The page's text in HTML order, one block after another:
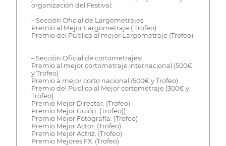
organización del Festival:
– Sección Oficial de Largometrajes:
Premio al Mejor Largometraje ( Trofeo)
Premio del Público al mejor Largometraje (Trofeo)
– Sección Oficial de cortometrajes:
Premio al mejor cortometraje internacional (500€
y Trofeo)
Premio a mejor corto nacional (500€ y Trofeo)
Premio del Público al Mejor cortometraje (300€ y
Trofeo)
Premio Mejor Director. (Trofeo)
Premio Mejor Guión. (Trofeo))
Premio Mejor Fotografía. (Trofeo)
Premio Mejor Actor. (Trofeo)
Premio Mejor Actriz. (Trofeo)
Premio Mejores FX. (Trofeo)